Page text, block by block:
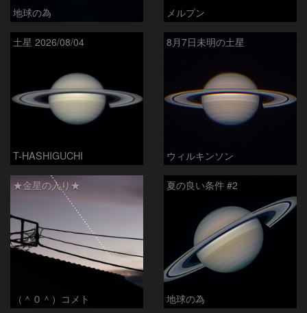
地球の為 メルプン
土星 2026/08/04
T-HASHIGUCHI
8月7日未明の土星
ウィルキンソン
★金星の入り★
（＾０＾）コメト
夏の良い条件 #2
地球の為